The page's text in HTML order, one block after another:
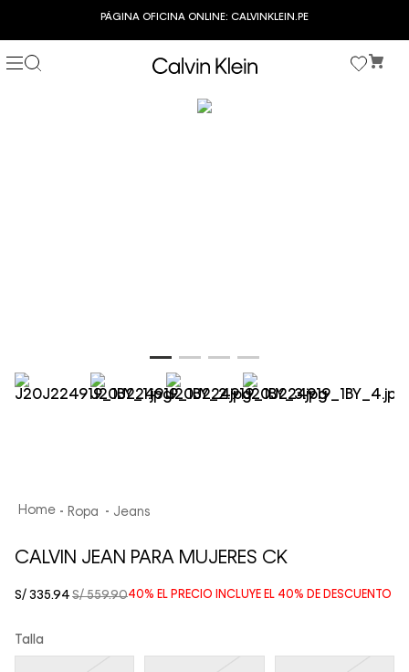
PÁGINA OFICINA ONLINE: CALVINKLEIN.PE
Ropa Jeans
CALVIN JEAN PARA MUJERES CK
40% EL PRECIO INCLUYE EL 40% DE DESCUENTO
S/ 559.90
S/ 335.94
Talla